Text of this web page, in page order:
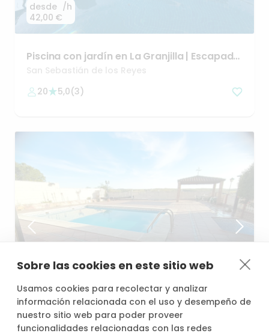
Sobre las cookies en este sitio web
Usamos cookies para recolectar y analizar
información relacionada con el uso y desempeño de
nuestro sitio web para poder proveer
funcionalidades relacionadas con las redes
desde
42,00 €
/h
Piscina con jardín en La Granjilla | Escapada
cerca Madrid
San Sebastián de los Reyes
20
5,0(3)
desde
30,00 €
/h